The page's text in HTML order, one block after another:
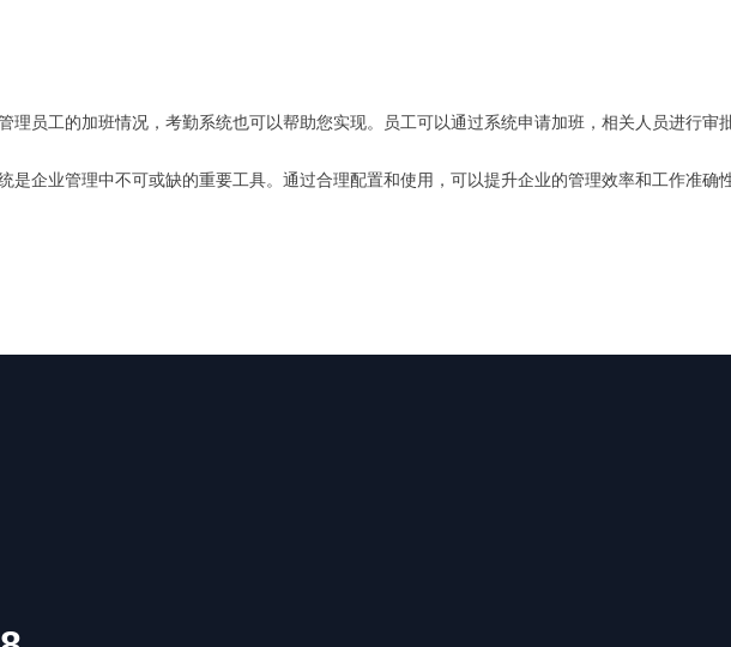
理员工的加班情况，考勤系统也可以帮助您实现。员工可以通过系统申请加班，相关人员进行审
是企业管理中不可或缺的重要工具。通过合理配置和使用，可以提升企业的管理效率和工作准确性